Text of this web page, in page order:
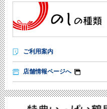
ご利用案内
店舗情報ページへ